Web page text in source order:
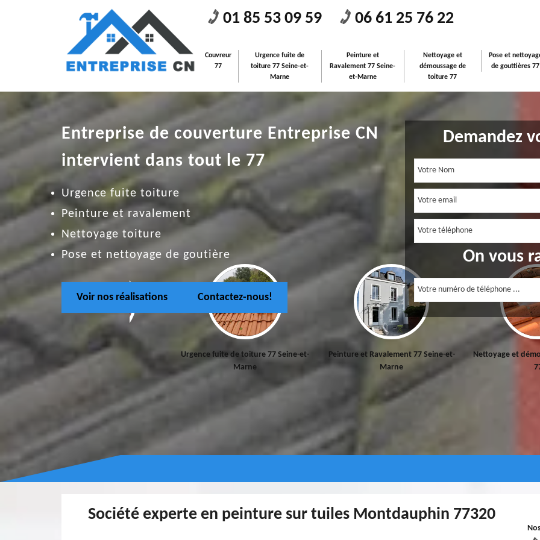
01 85 53 09 59 06 61 25 76 22
Couvreur
77
Urgence fuite de
toiture 77 Seine-et-
Marne
Peinture et
Ravalement 77 Seine-
et-Marne
Nettoyage et
démoussage de
toiture 77
Pose et
de gouttières 77
Entreprise de couverture Entreprise CN
intervient dans tout le 77
Urgence fuite toiture
Peinture et ravalement
Nettoyage toiture
Pose et nettoyage de goutière
Voir nos réalisations Contactez-nous!
Demandez
On vous
Couvreur 77
Urgence fuite de toiture 77 Seine-et-
Marne
Peinture et Ravalement 77 Seine-et-
Marne
Nettoyage et
Société experte en peinture sur tuiles Montdauphin 77320